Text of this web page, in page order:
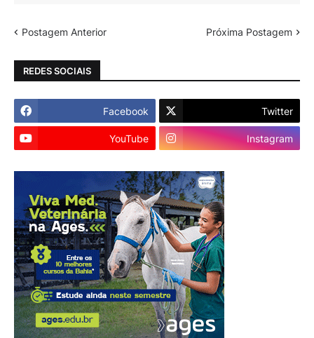
Postagem Anterior Próxima Postagem
REDES SOCIAIS
Facebook Twitter
YouTube Instagram